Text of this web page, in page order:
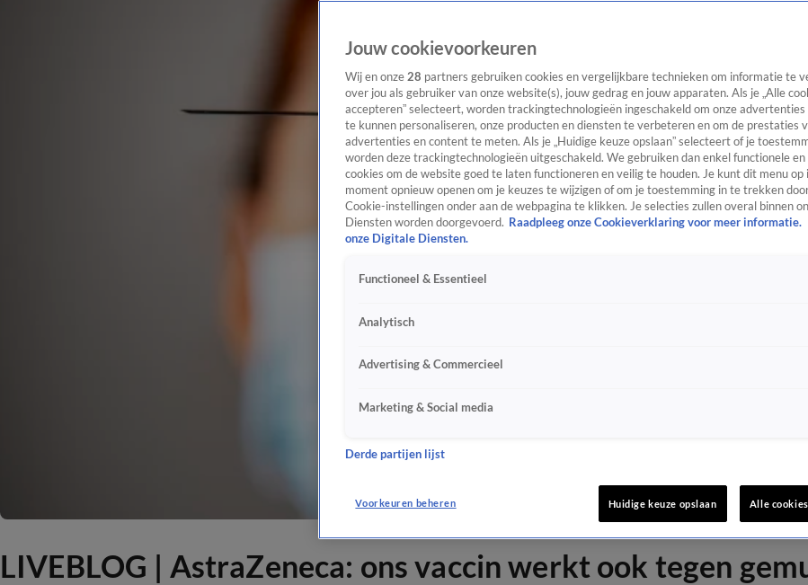
LIVEBLOG | AstraZeneca: ons vaccin werkt ook tegen
Jouw cookievoorkeuren
Wij en onze 28 partners gebruiken cookies en vergelijkbare technieken om informatie te
over jou als gebruiker van onze website(s), jouw gedrag en jouw apparaten. Als je „Alle
accepteren” selecteert, worden trackingtechnologieën ingeschakeld om onze
te kunnen personaliseren, onze producten en diensten te verbeteren en om de prestaties
advertenties en content te meten. Als je „Huidige keuze opslaan” selecteert of je
worden deze trackingtechnologieën uitgeschakeld. We gebruiken dan enkel functionele
cookies om de website goed te laten functioneren en veilig te houden. Je kunt dit menu op
moment opnieuw openen om je keuzes te wijzigen of om je toestemming in te trekken
Cookie-instellingen onder aan de webpagina te klikken. Je selecties zullen overal binnen
Diensten worden doorgevoerd. Raadpleeg onze Cookieverklaring voor meer informatie.
onze Digitale Diensten.
Functioneel & Essentieel
Analytisch
Advertising & Commercieel
Marketing & Social media
Derde partijen lijst
Voorkeuren beheren Huidige keuze opslaan Alle